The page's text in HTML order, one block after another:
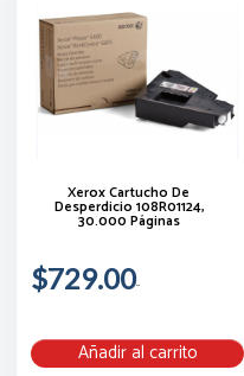
Xerox Cartucho De
Desperdicio 108R01124,
30.000 Páginas
$729.00
Añadir al carrito